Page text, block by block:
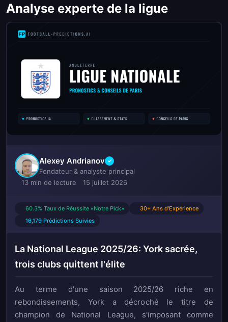
Analyse experte de la ligue
Alexey Andrianov ✓
Fondateur & analyste principal
13 min de lecture
15 juillet 2026
60.3% Taux de Réussite «Notre Pick»
30+ Ans d'Expérience
16,179 Prédictions Suivies
La National League 2025/26: York sacrée,
trois clubs quittent l'élite
Au terme d'une saison 2025/26 riche en
rebondissements, York a décroché le titre de
champion de National League, s'imposant comme